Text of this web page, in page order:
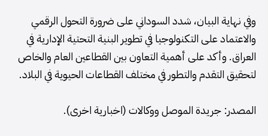
وفي نهاية البيان، شدد السوداني على ضرورة التحول الرقمي
والاعتماد على التكنولوجيا في تطوير البنية التحتية الإدارية في
العراق. وأكد على أهمية التعاون بين القطاعين العام والخاص
لتحقيق التقدم والتطور في مختلف القطاعات الحيوية في البلاد.
المصدر: جريدة الموصل ووكالات (اخبارية اخرى).